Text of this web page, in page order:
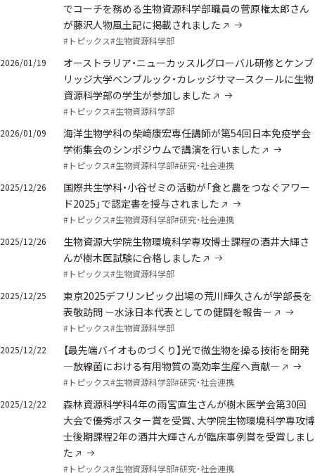
でコーチを務める生物資源科学部職員の菅原権太郎さん
が藤沢人物風土記に掲載されました
#トピックス#生物資源科学部
2026/01/19
オーストラリア・ニューカッスルグローバル研修とケンブ
リッジ大学ベンブルック・カレッジサマースクールに生物
資源科学部の学生が参加しました
#トピックス#生物資源科学部
2026/01/09
海洋生物学科の柴﨑康宏専任講師が第54回日本免疫学会
学術集会のシンポジウムで講演を行いました
#トピックス#生物資源科学部#研究・社会連携
2025/12/26
国際共生学科・小谷ゼミの活動が「食と農をつなぐアワー
ド2025」で認定書を授与されました
#トピックス#生物資源科学部#研究・社会連携
2025/12/26
生物資源大学院生物環境科学専攻博士課程の酒井大輝さ
んが樹木医試験に合格しました
#トピックス#生物資源科学部
2025/12/25
東京2025デフリンピック出場の荒川輝久さんが学部長を
表敬訪問 －水泳日本代表としての健闘を報告－
#トピックス#生物資源科学部
2025/12/22
【最先端バイオものづくり】光で微生物を操る技術を開発
—放線菌における有用物質の高効率生産へ貢献—
#トピックス#生物資源科学部#研究・社会連携
2025/12/22
森林資源科学科4年の雨宮直生さんが樹木医学会第30回
大会で優秀ポスター賞を受賞、大学院生物環境科学専攻博
士後期課程2年の酒井大輝さんが臨床事例賞を受賞しまし
た
#トピックス#生物資源科学部#研究・社会連携